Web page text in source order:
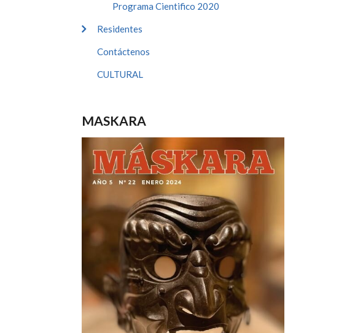
Programa Cientifico 2020
Residentes
Contáctenos
CULTURAL
MASKARA